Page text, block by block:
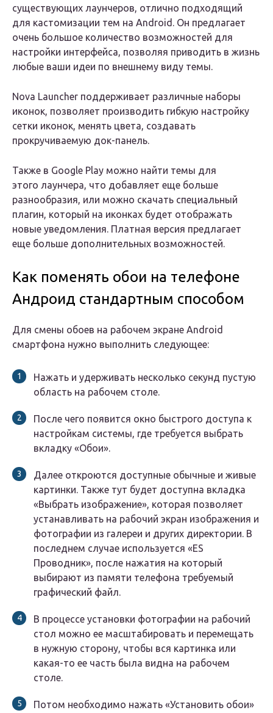
существующих лаунчеров, отлично подходящий
для кастомизации тем на Android. Он предлагает
очень большое количество возможностей для
настройки интерфейса, позволяя приводить в жизнь
любые ваши идеи по внешнему виду темы.
Nova Launcher поддерживает различные наборы
иконок, позволяет производить гибкую настройку
сетки иконок, менять цвета, создавать
прокручиваемую док-панель.
Также в Google Play можно найти темы для
этого лаунчера, что добавляет еще больше
разнообразия, или можно скачать специальный
плагин, который на иконках будет отображать
новые уведомления. Платная версия предлагает
еще больше дополнительных возможностей.
Как поменять обои на телефоне
Андроид стандартным способом
Для смены обоев на рабочем экране Android
смартфона нужно выполнить следующее:
Нажать и удерживать несколько секунд пустую
область на рабочем столе.
После чего появится окно быстрого доступа к
настройкам системы, где требуется выбрать
вкладку «Обои».
Далее откроются доступные обычные и живые
картинки. Также тут будет доступна вкладка
«Выбрать изображение», которая позволяет
устанавливать на рабочий экран изображения и
фотографии из галереи и других директории. В
последнем случае используется «ES
Проводник», после нажатия на который
выбирают из памяти телефона требуемый
графический файл.
В процессе установки фотографии на рабочий
стол можно ее масштабировать и перемещать
в нужную сторону, чтобы вся картинка или
какая-то ее часть была видна на рабочем
столе.
Потом необходимо нажать «Установить обои»